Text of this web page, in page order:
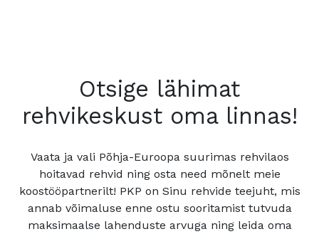
Otsige lähimat
rehvikeskust oma linnas!
Vaata ja vali Põhja-Euroopa suurimas rehvilaos
hoitavad rehvid ning osta need mõnelt meie
koostööpartnerilt! PKP on Sinu rehvide teejuht, mis
annab võimaluse enne ostu sooritamist tutvuda
maksimaalse lahenduste arvuga ning leida oma